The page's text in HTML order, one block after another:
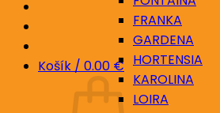
Košík / 0.00 €
FRANKA
GARDENA
HORTENSIA
KAROLINA
LOIRA